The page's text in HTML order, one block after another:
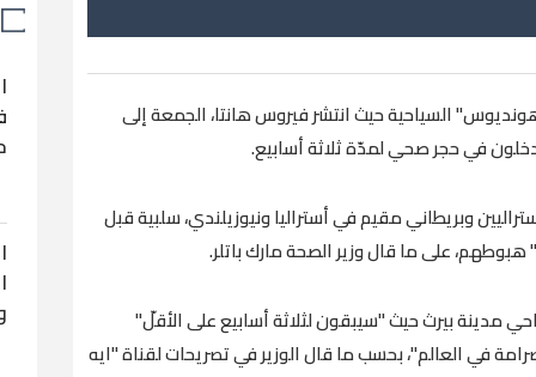
السياحية حيث انتشر فيروس هانتا، الجمعة إلى
في حجر صحي لمدّة ثلاثة أسابيع.
وبريطاني مقيم في أستراليا ونيوزيلندي، سلبية قبل
على ما قال وزير الصحة مارك باتلر.
بيرث حيث "سيبقون لثلاثة أسابيع على الأقلّ"
في العالم"، بحسب ما قال الوزير في تصريحات لقناة "ايه